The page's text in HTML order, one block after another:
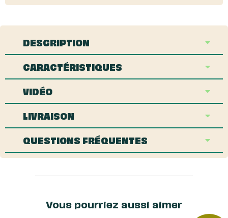
DESCRIPTION
CARACTÉRISTIQUES
VIDÉO
LIVRAISON
QUESTIONS FRÉQUENTES
Vous pourriez aussi aimer